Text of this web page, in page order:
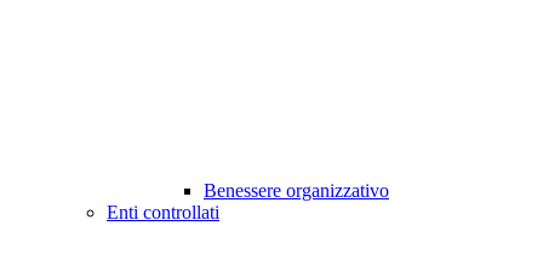
Benessere organizzativo
Enti controllati